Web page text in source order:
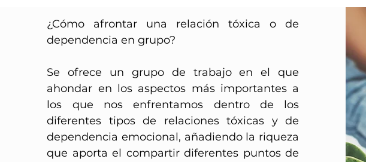
¿Cómo afrontar una relación tóxica o de
dependencia en grupo?
Se ofrece un grupo de trabajo en el que
ahondar en los aspectos más importantes a
los que nos enfrentamos dentro de los
diferentes tipos de relaciones tóxicas y de
dependencia emocional, añadiendo la riqueza
que aporta el compartir diferentes puntos de